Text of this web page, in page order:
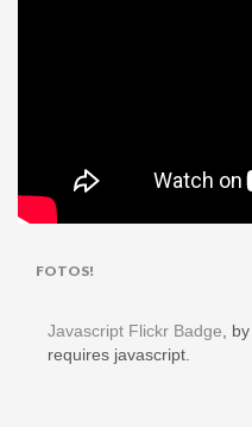
FOTOS!
Javascript Flickr Badge , by
requires javascript.